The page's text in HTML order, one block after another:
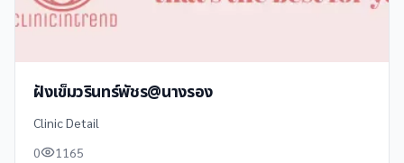
ฝังเข็มวรินทร์พัชร@นางรอง
Clinic Detail
0
1165